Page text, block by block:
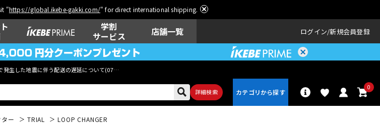
"https://global.ikebe-gakki.com/" for direct international shipping.
学割
サービス
店舗一覧 ログイン 新規会員登録
発生した地震に伴う配送の遅延について(07月29日
詳細検索
0
ー TRIAL LOOP CHANGER